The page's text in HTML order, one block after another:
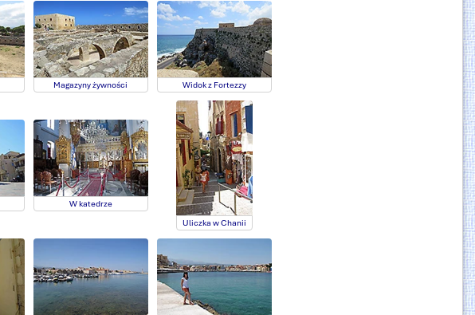
Magazyny żywności Widok z Fortezzy
W katedrze
Uliczka w Chanii